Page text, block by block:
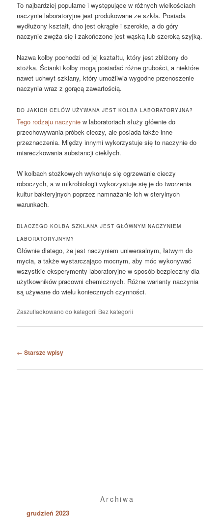
To najbardziej popularne i występujące w różnych wielkościach
naczynie laboratoryjne jest produkowane ze szkła. Posiada
wydłużony kształt, dno jest okrągłe i szerokie, a do góry
naczynie zwęża się i zakończone jest wąską lub szeroką szyjką.
Nazwa kolby pochodzi od jej kształtu, który jest zbliżony do
stożka. Ścianki kolby mogą posiadać różne grubości, a niektóre
nawet uchwyt szklany, który umożliwia wygodne przenoszenie
naczynia wraz z gorącą zawartością.
DO JAKICH CELÓW UŻYWANA JEST KOLBA LABORATORYJNA?
Tego rodzaju naczynie w laboratoriach służy głównie do
przechowywania próbek cieczy, ale posiada także inne
przeznaczenia. Między innymi wykorzystuje się to naczynie do
miareczkowania substancji ciekłych.
W kolbach stożkowych wykonuje się ogrzewanie cieczy
roboczych, a w mikrobiologii wykorzystuje się je do tworzenia
kultur bakteryjnych poprzez namnażanie ich w sterylnych
warunkach.
DLACZEGO KOLBA SZKLANA JEST GŁÓWNYM NACZYNIEM
LABORATORYJNYM?
Głównie dlatego, że jest naczyniem uniwersalnym, łatwym do
mycia, a także wystarczająco mocnym, aby móc wykonywać
wszystkie eksperymenty laboratoryjne w sposób bezpieczny dla
użytkowników pracowni chemicznych. Różne warianty naczynia
są używane do wielu koniecznych czynności.
Zaszufladkowano do kategorii Bez kategorii
Nawigacja po wpisach
← Starsze wpisy
Archiwa
grudzień 2023